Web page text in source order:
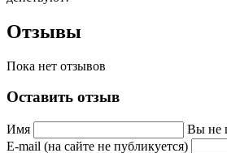
Отзывы
Пока нет отзывов
Оставить отзыв
Имя
Вы не
E-mail (на сайте не публикуется)